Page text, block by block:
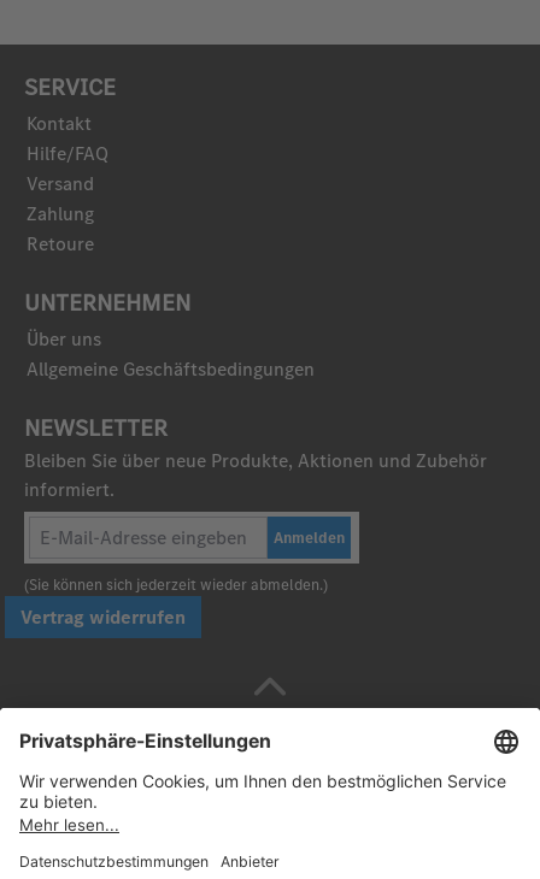
SERVICE
Kontakt
Hilfe/FAQ
Versand
Zahlung
Retoure
UNTERNEHMEN
Über uns
Allgemeine Geschäftsbedingungen
NEWSLETTER
Bleiben Sie über neue Produkte, Aktionen und Zubehör
informiert.
Anmelden
(Sie können sich jederzeit wieder abmelden.)
Vertrag widerrufen
Sicher bezahlen mit